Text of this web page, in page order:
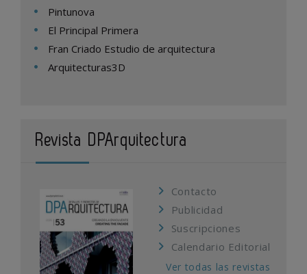
Pintunova
El Principal Primera
Fran Criado Estudio de arquitectura
Arquitecturas3D
Revista DPArquitectura
Contacto
Publicidad
Suscripciones
Calendario Editorial
Ver todas las revistas